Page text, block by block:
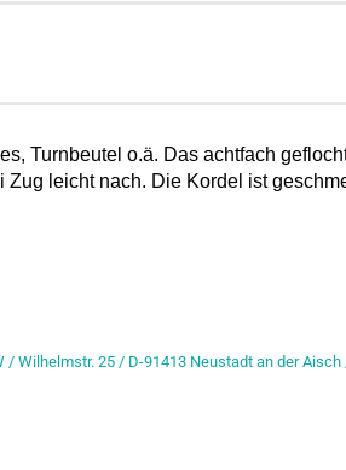
Turnbeutel o.ä. Das achtfach
leicht nach. Die Kordel ist
Wilhelmstr. 25 / D-91413 Neustadt an der Aisch